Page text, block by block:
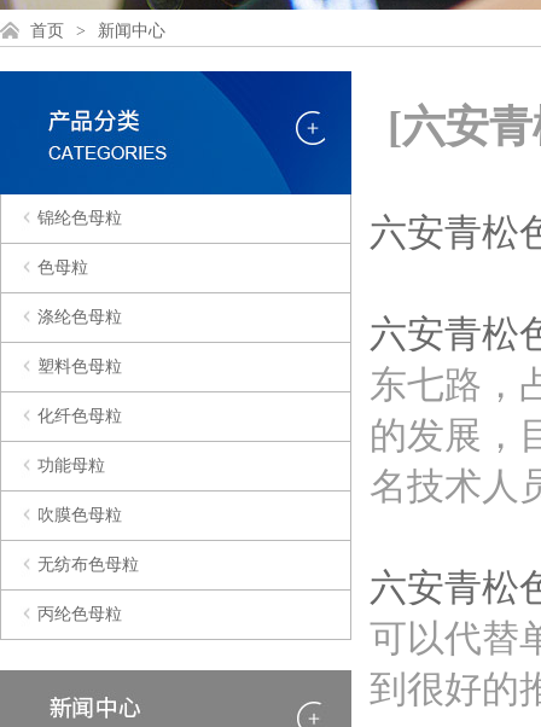
首页 > 新闻中心
锦纶色母粒
色母粒
涤纶色母粒
塑料色母粒
化纤色母粒
功能母粒
吹膜色母粒
无纺布色母粒
丙纶色母粒
[六安
六安青松
六安青松
东七路，
的发展，
名技术人
六安青松
可以代替
到很好的